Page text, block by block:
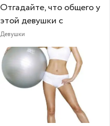
Отгадайте, что общего у
этой девушки с
Девушки